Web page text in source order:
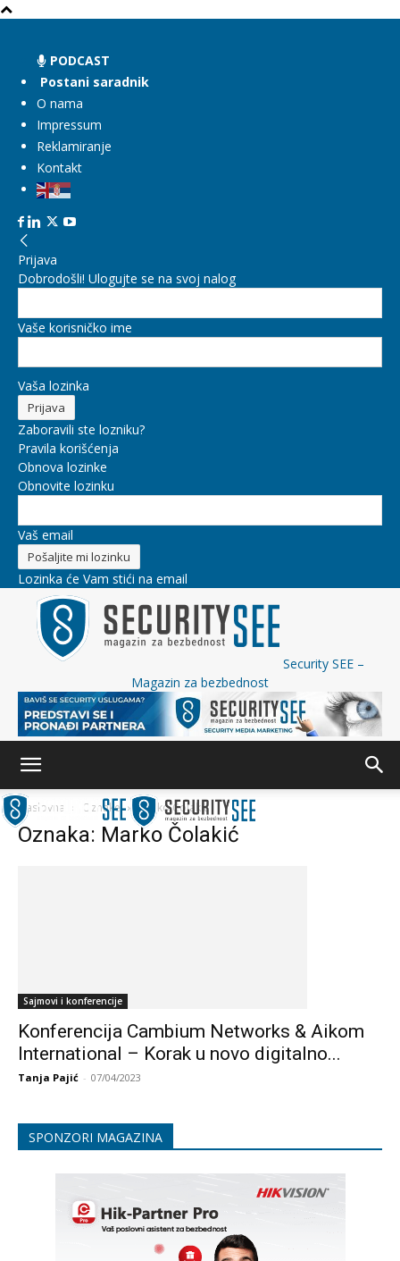
PODCAST
Postani saradnik
O nama
Impressum
Reklamiranje
Kontakt
Prijava
Dobrodošli! Ulogujte se na svoj nalog
Vaše korisničko ime
Vaša lozinka
Zaboravili ste lozniku?
Pravila korišćenja
Obnova lozinke
Obnovite lozinku
Vaš email
Lozinka će Vam stići na email
Security SEE –
Magazin za bezbednost
Naslovna Oznake Marko Čolakić
Oznaka: Marko Čolakić
Sajmovi i konferencije
Konferencija Cambium Networks & Aikom
International – Korak u novo digitalno...
Tanja Pajić - 07/04/2023
SPONZORI MAGAZINA